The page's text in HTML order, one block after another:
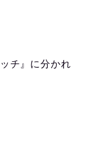
チ』に分かれ